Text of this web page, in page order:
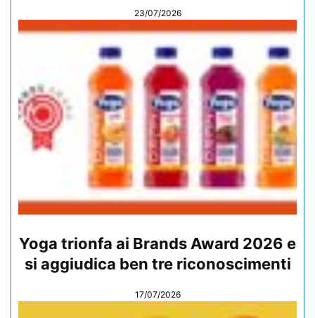
23/07/2026
Yoga trionfa ai Brands Award 2026 e
si aggiudica ben tre riconoscimenti
17/07/2026